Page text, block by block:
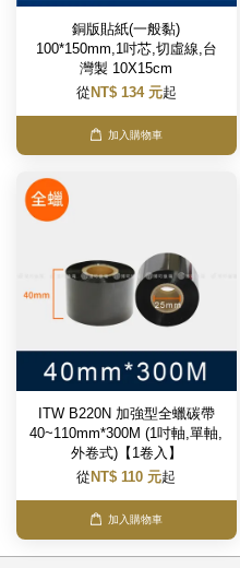
銅版貼紙(一般黏)
100*150mm,1吋芯,切虛線,台
灣製 10X15cm
從 NT$ 134 元起
加入購物車
ITW B220N 加強型全蠟碳帶
40~110mm*300M (1吋軸,單軸,
外卷式)【1卷入】
從 NT$ 110 元起
加入購物車